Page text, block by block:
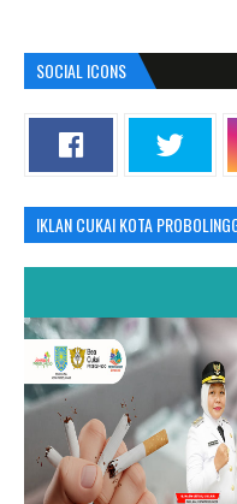
SOCIAL ICONS
IKLAN CUKAI KOTA